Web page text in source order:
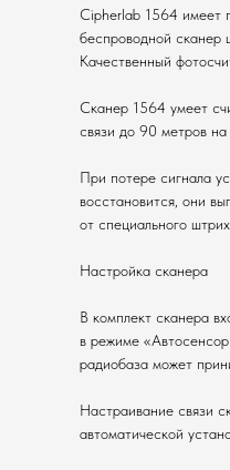
Cipherlab 1564 имеет
беспроводной сканер
Качественный
Сканер 1564 умеет
связи до 90 метров на
При потере сигнала
восстановится, они
от специального
Настройка сканера
В комплект сканера
в режиме
радиобаза может
Настраивание связи
автоматической